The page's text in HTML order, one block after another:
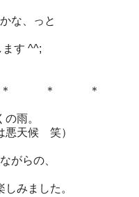
な、っと
す ^^;
＊ ＊
雨。
悪天候 笑）
がらの、
みました。